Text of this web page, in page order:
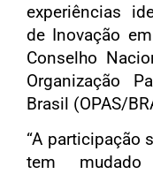
experiências
de Inovação
Conselho
Organização
Brasil (OPAS/
“A participação
tem